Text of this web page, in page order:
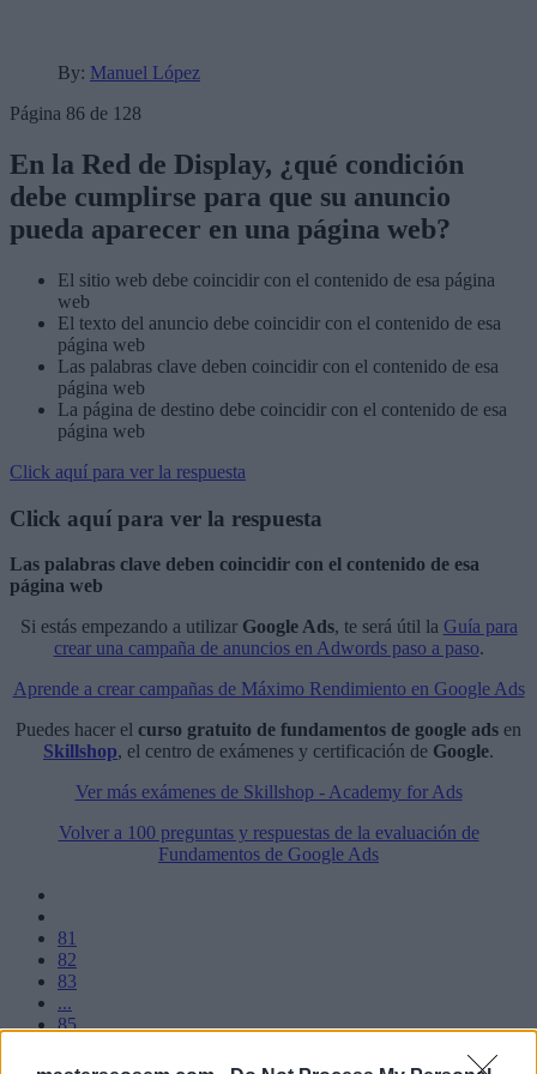
By: Manuel López
Página 86 de 128
En la Red de Display, ¿qué condición
debe cumplirse para que su anuncio
pueda aparecer en una página web?
El sitio web debe coincidir con el contenido de esa página
web
El texto del anuncio debe coincidir con el contenido de esa
página web
Las palabras clave deben coincidir con el contenido de esa
página web
La página de destino debe coincidir con el contenido de esa
página web
Click aquí para ver la respuesta
Click aquí para ver la respuesta
Las palabras clave deben coincidir con el contenido de esa
página web
Si estás empezando a utilizar Google Ads, te será útil la Guía para
crear una campaña de anuncios en Adwords paso a paso.
Aprende a crear campañas de Máximo Rendimiento en Google Ads
Puedes hacer el curso gratuito de fundamentos de google ads en
Skillshop, el centro de exámenes y certificación de Google.
Ver más exámenes de Skillshop - Academy for Ads
Volver a 100 preguntas y respuestas de la evaluación de
Fundamentos de Google Ads
81
82
83
...
85
87